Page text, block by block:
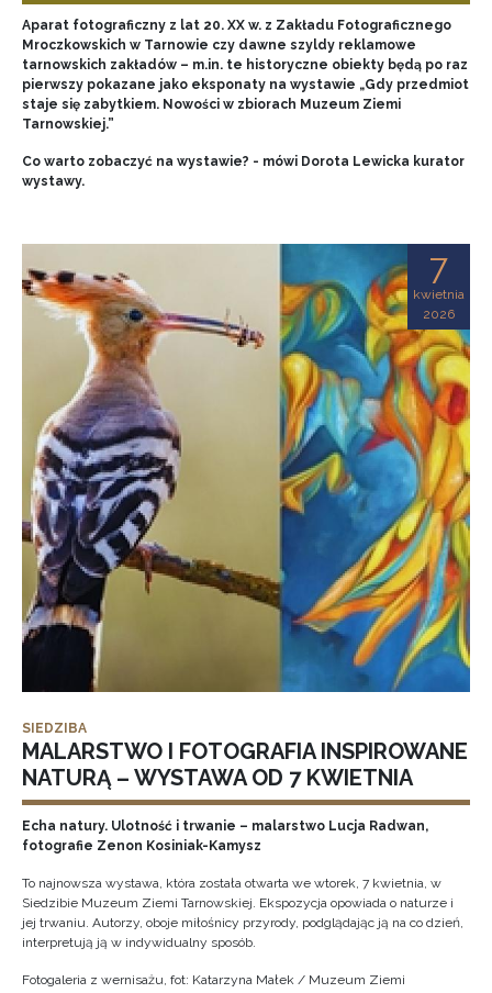
Aparat fotograficzny z lat 20. XX w. z Zakładu Fotograficznego
Mroczkowskich w Tarnowie czy dawne szyldy reklamowe
tarnowskich zakładów – m.in. te historyczne obiekty będą po raz
pierwszy pokazane jako eksponaty na wystawie „Gdy przedmiot
staje się zabytkiem. Nowości w zbiorach Muzeum Ziemi
Tarnowskiej.”
Co warto zobaczyć na wystawie? - mówi Dorota Lewicka kurator
wystawy.
7
kwietnia
2026
SIEDZIBA
MALARSTWO I FOTOGRAFIA INSPIROWANE
NATURĄ – WYSTAWA OD 7 KWIETNIA
Echa natury. Ulotność i trwanie – malarstwo Lucja Radwan,
fotografie Zenon Kosiniak-Kamysz
To najnowsza wystawa, która została otwarta we wtorek, 7 kwietnia, w
Siedzibie Muzeum Ziemi Tarnowskiej. Ekspozycja opowiada o naturze i
jej trwaniu. Autorzy, oboje miłośnicy przyrody, podglądając ją na co dzień,
interpretują ją w indywidualny sposób.
Fotogaleria z wernisażu, fot: Katarzyna Małek / Muzeum Ziemi